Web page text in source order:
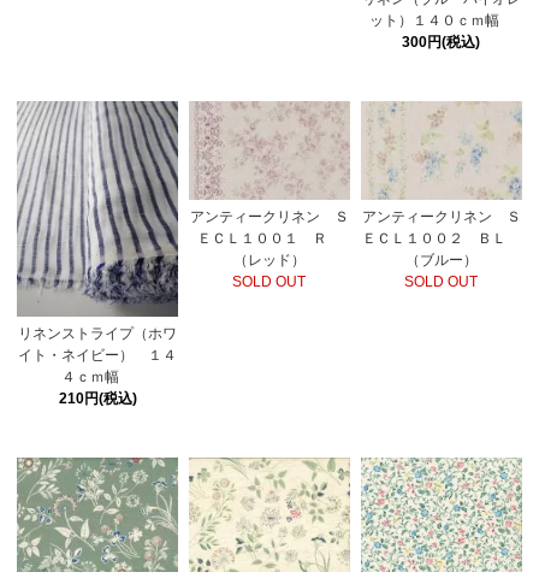
ット）１４０ｃｍ幅
300円(税込)
リネンストライプ（ホワ
イト・ネイビー） １４
４ｃｍ幅
210円(税込)
アンティークリネン Ｓ
ＥＣＬ１００１ Ｒ
（レッド）
SOLD OUT
アンティークリネン Ｓ
ＥＣＬ１００２ ＢＬ
（ブルー）
SOLD OUT